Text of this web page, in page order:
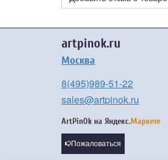
artpinok.ru
Москва
8(495)989-51-22
sales@artpinok.ru
ArtPinOk на Яндекс.Маркете
Пожаловаться